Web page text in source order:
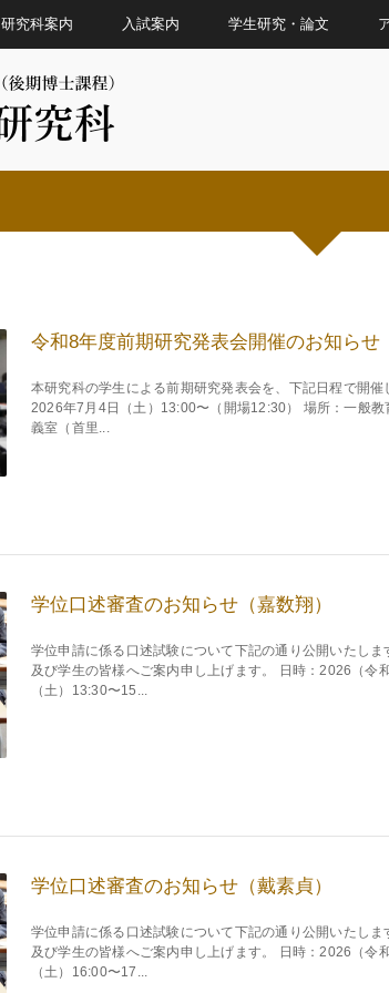
研究科案内 入試案内 学生研究・論文
令和8年度前期研究発表会開催のお知らせ
本研究科の学生による前期研究発表会を、下記日程で開催
2026年7月4日（土）13:00〜（開場12:30） 場所：一般
義室（首里...
学位口述審査のお知らせ（嘉数翔）
学位申請に係る口述試験について下記の通り公開いたしま
及び学生の皆様へご案内申し上げます。 日時：2026（令
（土）13:30〜15...
学位口述審査のお知らせ（戴素貞）
学位申請に係る口述試験について下記の通り公開いたしま
及び学生の皆様へご案内申し上げます。 日時：2026（令
（土）16:00〜17...